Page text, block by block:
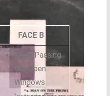
FACE B
Keep Passing
the Open
Windows